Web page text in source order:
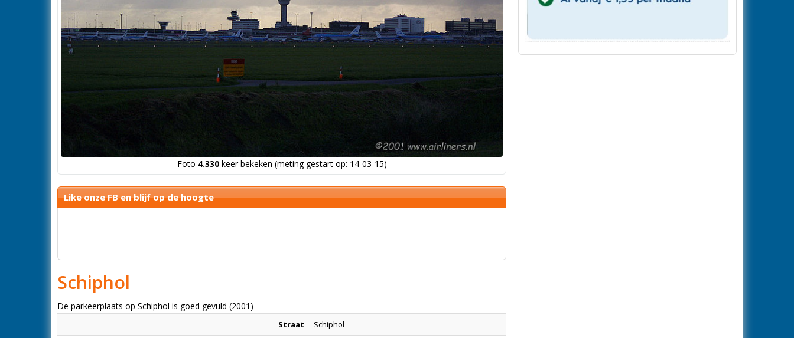
Foto 4.330keer bekeken (meting gestart op: 14-03-15)
Like onze FB en blijf op de hoogte
Schiphol
De parkeerplaats op Schiphol is goed gevuld (2001)
Straat Schiphol